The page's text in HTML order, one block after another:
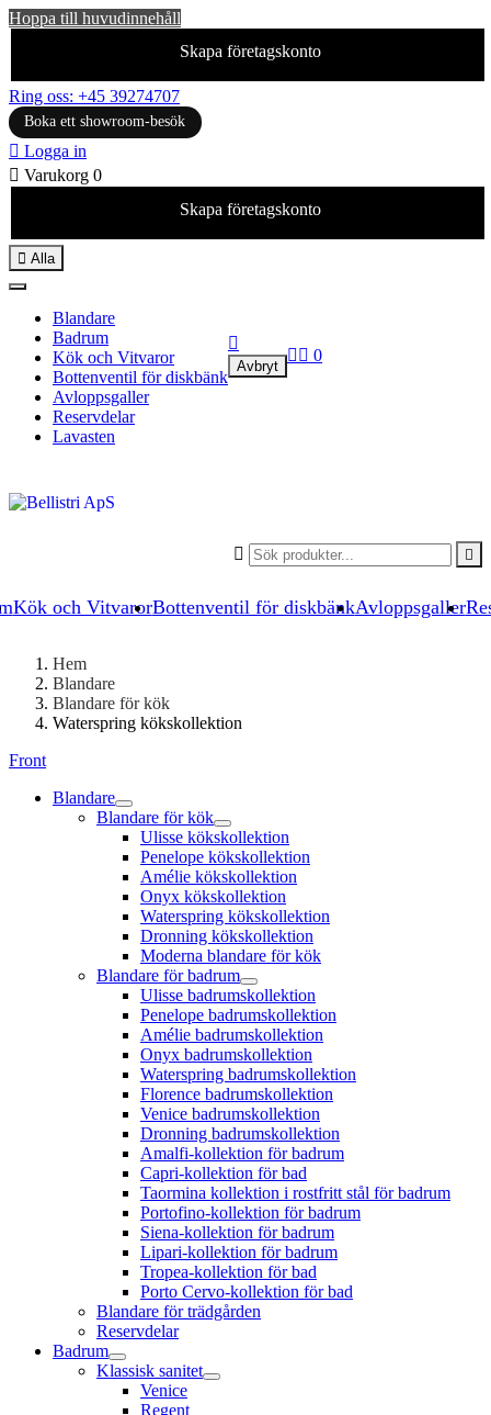
Hoppa till huvudinnehåll
Skapa företagskonto
Ring oss: +45 39274707
Boka ett showroom-besök
 Logga in
 Varukorg 0
Skapa företagskonto
Kök och VitvarorBottenventil för diskbänkAvloppsgaller
 Alla
Blandare
Badrum
Kök och Vitvaror
Bottenventil för diskbänk
Avloppsgaller
Reservdelar
Lavasten
 

Avbryt
  0
Hem
Blandare
Blandare för kök
Waterspring kökskollektion
Front
Blandare
Blandare för kök
Ulisse kökskollektion
Penelope kökskollektion
Amélie kökskollektion
Onyx kökskollektion
Waterspring kökskollektion
Dronning kökskollektion
Moderna blandare för kök
Blandare för badrum
Ulisse badrumskollektion
Penelope badrumskollektion
Amélie badrumskollektion
Onyx badrumskollektion
Waterspring badrumskollektion
Florence badrumskollektion
Venice badrumskollektion
Dronning badrumskollektion
Amalfi-kollektion för badrum
Capri-kollektion för bad
Taormina kollektion i rostfritt stål för badrum
Portofino-kollektion för badrum
Siena-kollektion för badrum
Lipari-kollektion för badrum
Tropea-kollektion för bad
Porto Cervo-kollektion för bad
Blandare för trädgården
Reservdelar
Badrum
Klassisk sanitet
Venice
Regent